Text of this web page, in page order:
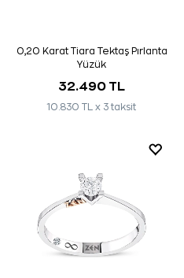
0,20 Karat Tiara Tektaş Pırlanta
Yüzük
32.490 TL
10.830 TL x 3 taksit